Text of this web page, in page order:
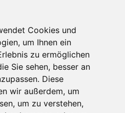
Cookies und
um Ihnen ein
zu ermöglichen
Sie sehen, besser an
Diese
wir außerdem, um
um zu verstehen,
des Atems
- Basic
July 2018
Ulm